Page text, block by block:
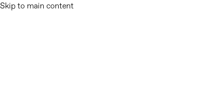
Skip to main content